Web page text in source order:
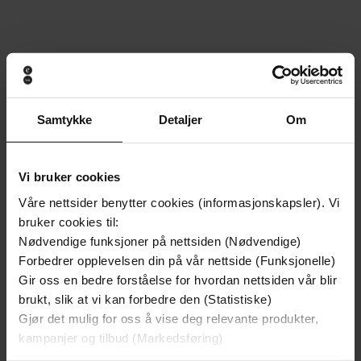
Samtykke Detaljer Om
Vi bruker cookies
Våre nettsider benytter cookies (informasjonskapsler). Vi
bruker cookies til:
Nødvendige funksjoner på nettsiden (Nødvendige)
Forbedrer opplevelsen din på vår nettside (Funksjonelle)
Gir oss en bedre forståelse for hvordan nettsiden vår blir
brukt, slik at vi kan forbedre den (Statistiske)
Gjør det mulig for oss å vise deg relevante produkter,
kampanjer og tilbud (Markedsføring)
Andre har også kjøpt